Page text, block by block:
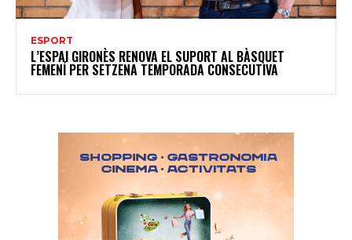
ESPORT
L’ESPAI GIRONÈS RENOVA EL SUPORT AL BÀSQUET
FEMENÍ PER SETZENA TEMPORADA CONSECUTIVA